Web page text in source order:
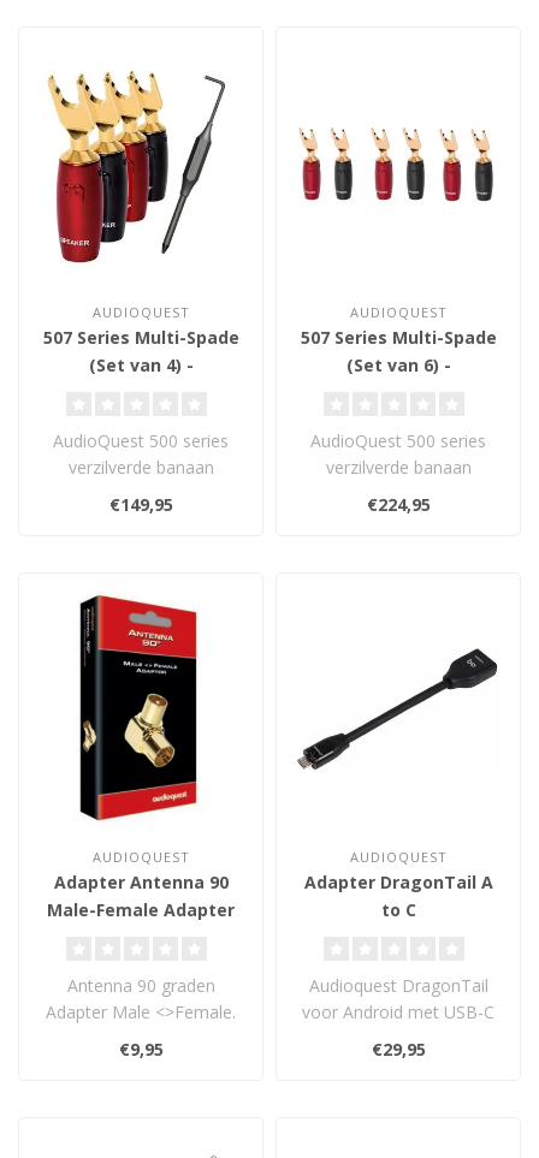
AUDIOQUEST
507 Series Multi-Spade
(Set van 4) -
AudioQuest 500 series
verzilverde banaan
connectoren zijn gemaakt
van paars kope..
€149,95
AUDIOQUEST
507 Series Multi-Spade
(Set van 6) -
AudioQuest 500 series
verzilverde banaan
connectoren zijn gemaakt
van paars kope..
€224,95
AUDIOQUEST
Adapter Antenna 90
Male-Female Adapter
Antenna 90 graden
Adapter Male <>Female.
€9,95
AUDIOQUEST
Adapter DragonTail A
to C
Audioquest DragonTail
voor Android met USB-C
€29,95